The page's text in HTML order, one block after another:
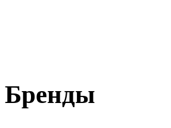
Бренды